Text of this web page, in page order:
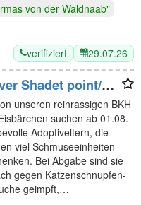
von der Waldnaab"
verifiziert 29.07.26
Shadet point/
2fach
unseren reinrassigen BKH
suchen ab 01.08.
Adoptiveltern, die
viel Schmuseeinheiten
Bei Abgabe sind sie
gegen Katzenschnupfen-
geimpft,…